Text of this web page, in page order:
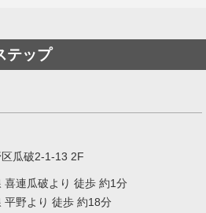
テップ
瓜破2-1-13 2F
喜連瓜破より 徒歩 約1分
平野より 徒歩 約18分